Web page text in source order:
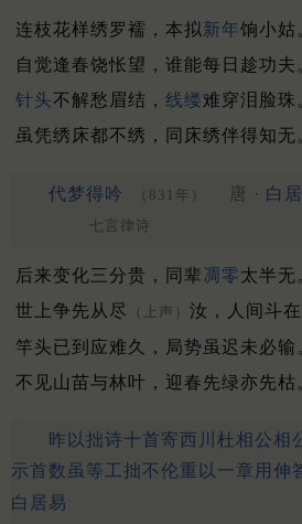
连枝花样绣罗襦，本拟新年饷小姑
自觉逢春饶怅望，谁能每日趁功夫
针头不解愁眉结， 线缕难穿泪脸珠
虽凭绣床都不绣，同床绣伴得知无
代梦得吟 （831年） 唐 · 白
七言律诗
后来变化三分贵，同辈 凋零太半无
世上争先从尽
（上声） 汝，人间斗在
竿头已到应难久，局势虽迟未必输
不见山苗与林叶，迎春先绿亦先枯
昨以拙诗十首寄西川杜相公相
示首数虽等工拙不伦重以一章用伸
白居易